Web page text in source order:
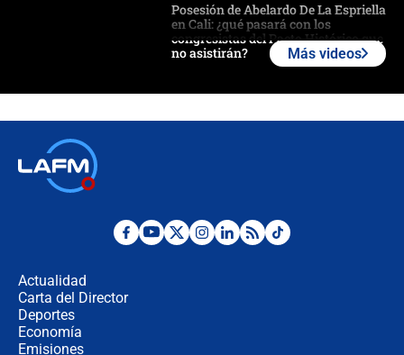
Posesión de Abelardo De La Espriella
en Cali: ¿qué pasará con los
congresistas del Pacto Histórico que
no asistirán?
¿Por qué De la Espriella gobernará
Más videos
Actualidad
Carta del Director
Deportes
Economía
Emisiones